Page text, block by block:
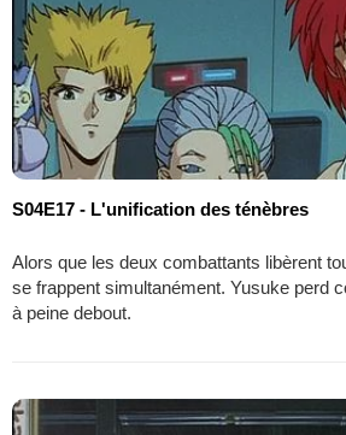
S04E17 - L'unification des ténèbres
Alors que les deux combattants libèrent
se frappent simultanément. Yusuke perd
à peine debout.